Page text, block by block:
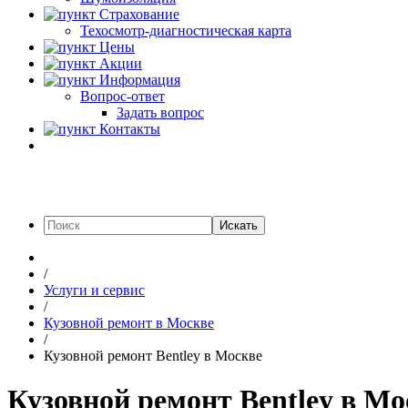
Страхование
Техосмотр-диагностическая карта
Цены
Акции
Информация
Вопрос-ответ
Задать вопрос
Контакты
Искать
/
Услуги и сервис
/
Кузовной ремонт в Москве
/
Кузовной ремонт Bentley в Москве
Кузовной ремонт Bentley в